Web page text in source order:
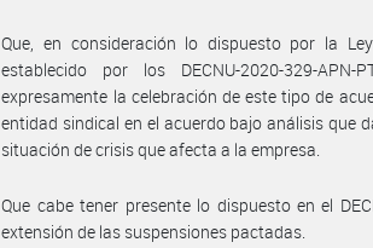
Que, en consideración lo dispuesto por la
establecido por los DECNU-2020-329-
expresamente la celebración de este tipo de
entidad sindical en el acuerdo bajo análisis que
situación de crisis que afecta a la empresa.
Que cabe tener presente lo dispuesto en el
extensión de las suspensiones pactadas.